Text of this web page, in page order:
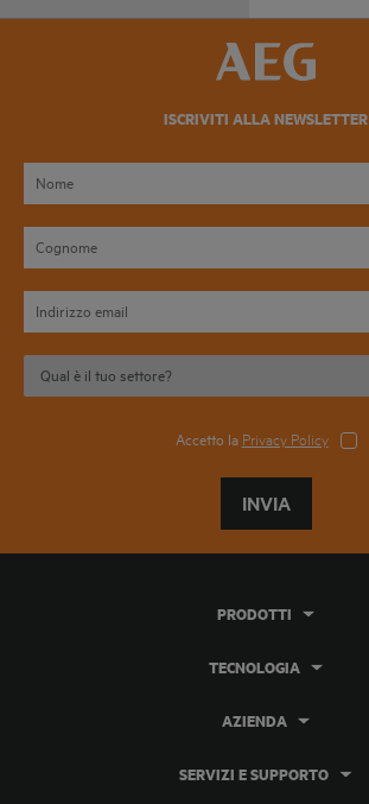
ISCRIVITI ALLA NEWSLETTER
Accetto la Privacy Policy
INVIA
PRODOTTI
TECNOLOGIA
AZIENDA
SERVIZI E SUPPORTO